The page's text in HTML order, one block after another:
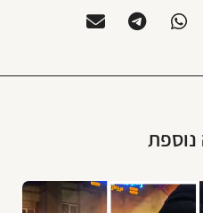
נוספת